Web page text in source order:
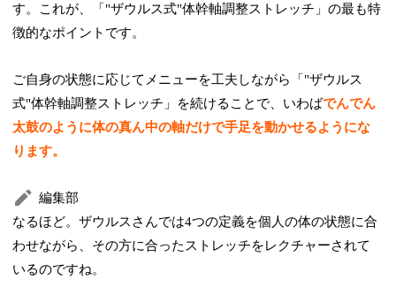
す。これが、「"ザウルス式"体幹軸調整ストレッチ」の最も特
徴的なポイントです。
ご自身の状態に応じてメニューを工夫しながら「"ザウルス
式"体幹軸調整ストレッチ」を続けることで、いわばでんでん
太鼓のように体の真ん中の軸だけで手足を動かせるようにな
ります。
編集部
なるほど。ザウルスさんでは4つの定義を個人の体の状態に合
わせながら、その方に合ったストレッチをレクチャーされて
いるのですね。